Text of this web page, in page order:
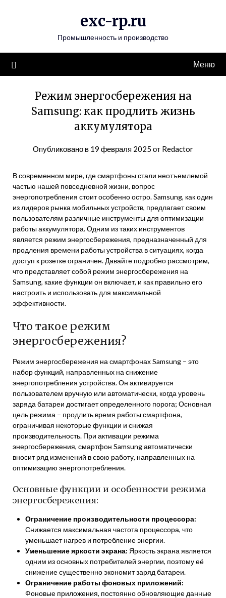
exc-rp.ru
Промышленность и производство
Меню
Режим энергосбережения на
Samsung: как продлить жизнь
аккумулятора
Опубликовано в 19 февраля 2025 от Redactor
В современном мире, где смартфоны стали неотъемлемой
частью нашей повседневной жизни, вопрос
энергопотребления стоит особенно остро. Samsung, как один
из лидеров рынка мобильных устройств, предлагает своим
пользователям различные инструменты для оптимизации
работы аккумулятора. Одним из таких инструментов
является режим энергосбережения, предназначенный для
продления времени работы устройства в ситуациях, когда
доступ к розетке ограничен. Давайте подробно рассмотрим,
что представляет собой режим энергосбережения на
Samsung, какие функции он включает, и как правильно его
настроить и использовать для максимальной
эффективности.
Что такое режим
энергосбережения?
Режим энергосбережения на смартфонах Samsung – это
набор функций, направленных на снижение
энергопотребления устройства. Он активируется
пользователем вручную или автоматически, когда уровень
заряда батареи достигает определенного порога; Основная
цель режима – продлить время работы смартфона,
ограничивая некоторые функции и снижая
производительность. При активации режима
энергосбережения, смартфон Samsung автоматически
вносит ряд изменений в свою работу, направленных на
оптимизацию энергопотребления.
Основные функции и особенности режима
энергосбережения:
Ограничение производительности процессора:
Снижается максимальная частота процессора, что
уменьшает нагрев и потребление энергии.
Уменьшение яркости экрана: Яркость экрана является
одним из основных потребителей энергии, поэтому её
снижение существенно экономит заряд батареи.
Ограничение работы фоновых приложений:
Фоновые приложения, постоянно обновляющие данные